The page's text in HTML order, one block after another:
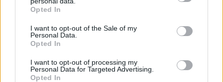
grant or deny consent to Google and its third-party tags to
use your data for below specified purposes in below Google
consent section.
Opted In
I want to opt-out of the Sale of my
Personal Data.
Opted In
I want to opt-out of processing my
Personal Data for Targeted Advertising.
Opted In
Βόρεια Εύβοια: Οι 14 λίμνες που
μεταλλεία δημιουργώντας ένα
μοναδικό οικοσύστημα, δείτε
αεροφωτογραφίες
07.08.2026, 15:58 39